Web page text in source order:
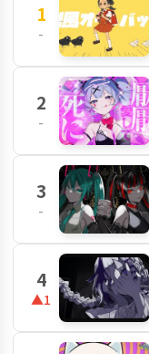
1
-
2
-
3
-
4
▲1